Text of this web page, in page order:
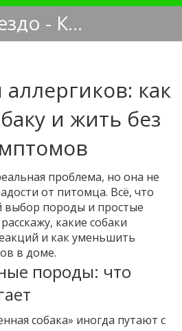
Орлиное Гнездо - Кинологический блог
как
и жить без
проблема, но она не
от питомца. Всё, что
выбор породы и простые
какие собаки
и как уменьшить
в доме.
породы: что
собака» иногда путают с